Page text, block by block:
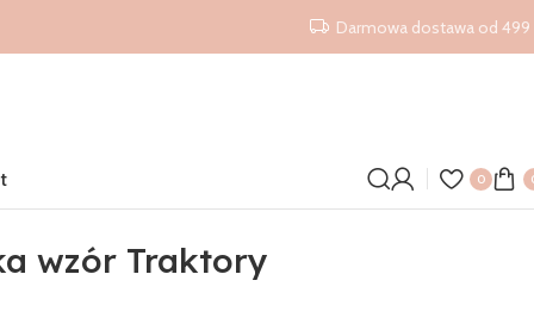
Darmowa dostawa od 499
0
wzór Traktory